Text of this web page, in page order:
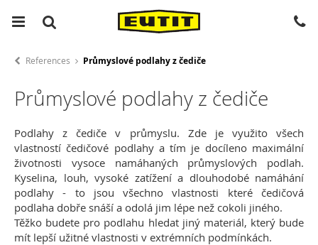
References Průmyslové podlahy z čediče
Průmyslové podlahy z čediče
Podlahy z čediče v průmyslu. Zde je využito všech
vlastností čedičové podlahy a tím je docíleno maximální
životnosti vysoce namáhaných průmyslových podlah.
Kyselina, louh, vysoké zatížení a dlouhodobé namáhání
podlahy - to jsou všechno vlastnosti které čedičová
podlaha dobře snáší a odolá jim lépe než cokoli jiného.
Těžko budete pro podlahu hledat jiný materiál, který bude
mít lepší užitné vlastnosti v extrémních podmínkách.